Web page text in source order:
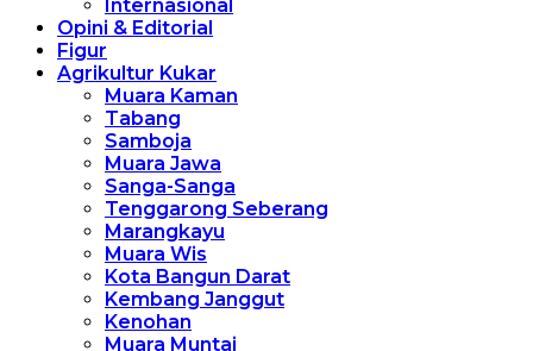
Internasional
Opini & Editorial
Figur
Agrikultur Kukar
Muara Kaman
Tabang
Samboja
Muara Jawa
Sanga-Sanga
Tenggarong Seberang
Marangkayu
Muara Wis
Kota Bangun Darat
Kembang Janggut
Kenohan
Muara Muntai